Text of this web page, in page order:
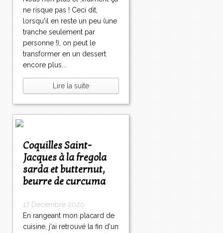
ne risque pas ! Ceci dit,
lorsqu'il en reste un peu (une
tranche seulement par
personne !), on peut le
transformer en un dessert
encore plus...
Lire la suite
Coquilles Saint-
Jacques à la fregola
sarda et butternut,
beurre de curcuma
17 Décembre 2020
En rangeant mon placard de
cuisine, j'ai retrouvé la fin d'un